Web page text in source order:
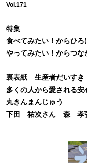
Vol.171
特集
食べてみたい！からひろ
やってみたい！からつな
裏表紙 生産者だいすき
多くの人から愛される
丸きんまんじゅう
下田 祐次さん 森 孝